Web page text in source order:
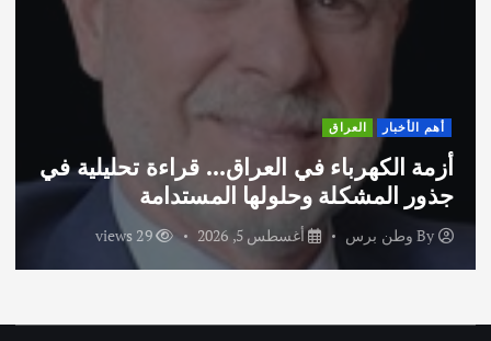
قراءة تحليلية في
المستدامة
29 views
اختتام ورشة
الاماراتية
By وطن برس